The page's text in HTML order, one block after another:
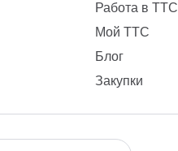
Работа в ТТС
Мой ТТС
Блог
Закупки